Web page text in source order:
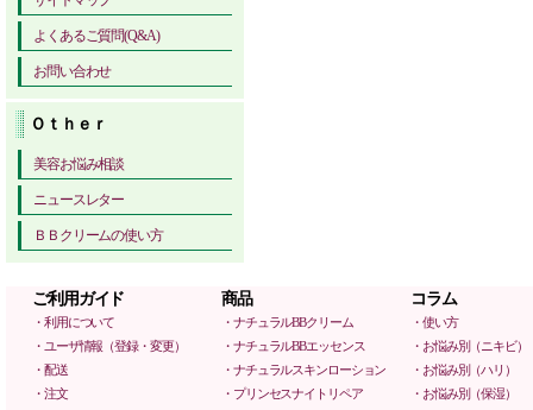
よくあるご質問(Q&A)
お問い合わせ
Ｏｔｈｅｒ
美容お悩み相談
ニュースレター
ＢＢクリームの使い方
ご利用ガイド 商品 コラム
・利用について ・ナチュラルBBクリーム
・使い方
・ユーザ情報（登録・変更）
・ナチュラルBBエッセンス
・お悩み別（ニキビ）
・配送
・ナチュラルスキンローション
・お悩み別（ハリ）
・注文
・プリンセスナイトリペア
・お悩み別（保湿）